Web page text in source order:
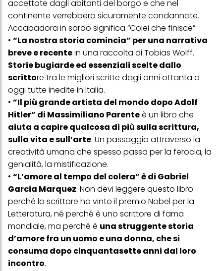
accettate dagli abitanti del borgo e che nel
continente verrebbero sicuramente condannate.
Accabadora in sardo significa “Colei che finisce”.
• “La nostra storia comincia” per una narrativa
breve e recentein una raccolta di Tobias Wolff.
Storie bugiarde ed essenziali scelte dallo
scrittore tra le migliori scritte dagli anni ottanta a
oggi tutte inedite in Italia.
• ”Il più grande artista del mondo dopo Adolf
Hitler” di Massimiliano Parenteè un libro che
aiuta a capire qualcosa di più sulla scrittura,
sulla vita e sull’arte. Un passaggio attraverso la
creatività umana che spesso passa per la ferocia, la
genialità, la mistificazione.
• “L’amore al tempo del colera” è di Gabriel
Garcia Marquez. Non devi leggere questo libro
perché lo scrittore ha vinto il premio Nobel per la
Letteratura, né perché è uno scrittore di fama
mondiale, ma perché è una struggente storia
d’amore fra un uomo e una donna, che si
consuma dopo cinquantasette anni dal loro
incontro.